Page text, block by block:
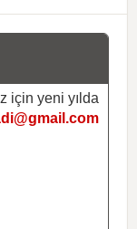
için yeni yılda